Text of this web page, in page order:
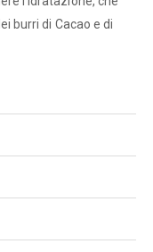
burri di Cacao e di